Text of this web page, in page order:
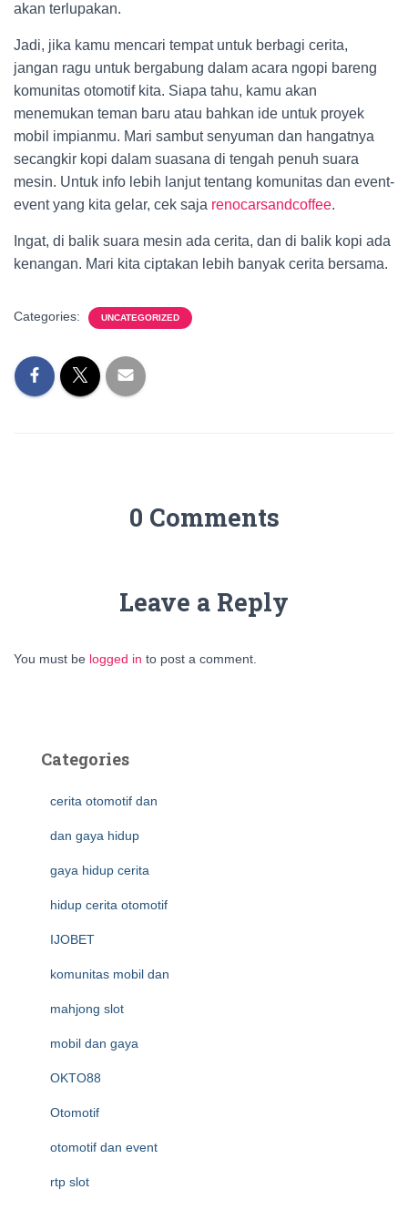
akan terlupakan.
Jadi, jika kamu mencari tempat untuk berbagi cerita,
jangan ragu untuk bergabung dalam acara ngopi bareng
komunitas otomotif kita. Siapa tahu, kamu akan
menemukan teman baru atau bahkan ide untuk proyek
mobil impianmu. Mari sambut senyuman dan hangatnya
secangkir kopi dalam suasana di tengah penuh suara
mesin. Untuk info lebih lanjut tentang komunitas dan event-
event yang kita gelar, cek saja renocarsandcoffee.
Ingat, di balik suara mesin ada cerita, dan di balik kopi ada
kenangan. Mari kita ciptakan lebih banyak cerita bersama.
Categories: UNCATEGORIZED
0 Comments
Leave a Reply
You must be logged in to post a comment.
Categories
cerita otomotif dan
dan gaya hidup
gaya hidup cerita
hidup cerita otomotif
IJOBET
komunitas mobil dan
mahjong slot
mobil dan gaya
OKTO88
Otomotif
otomotif dan event
rtp slot